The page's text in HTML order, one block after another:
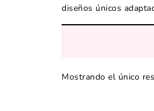
diseños únicos
Mostrando el único